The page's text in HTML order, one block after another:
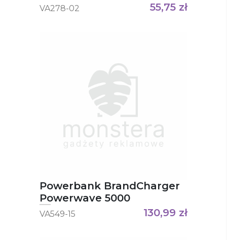
VA278-02 55,75 zł
Powerbank BrandCharger
Powerwave 5000
VA549-15 130,99 zł